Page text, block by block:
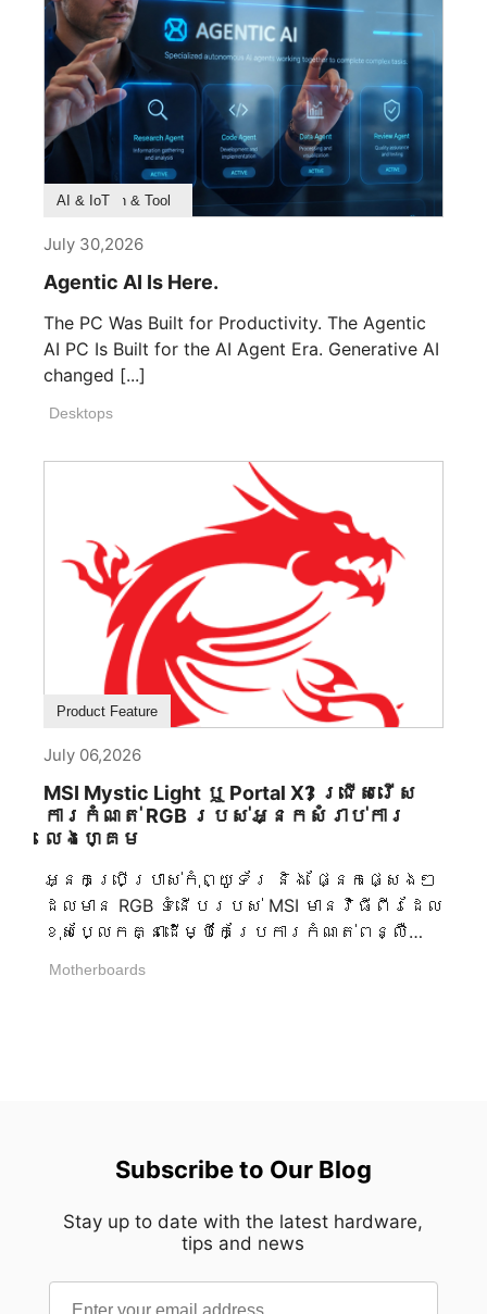
ភាពសមស្រប រចនាសញ្ញា ធាតុ ការផលិត
និងវិន័យក្នុងការរៀបចំពិន្ទុនីមួយៗរហូត
ដល់គ្មានអ្វីខ្វះខាតនៅឡើយ។ MEG MAESTRO
900R បង្ហាញនូវទស្សនវិជ្ជានេះ។ ដែលជា
ក្របខាត់កំពូលរបស់ MSI វាមិនដែលមាន
គោលបំណងដើម្បីក្លាយជាការបង្ហាញហាងសំរាប់
ឧបករណ៍ថ្នាក់ខ្ពស់។ វាត្រូវបានរចនា
ឡើងដើម្បីក្លាយជាចំណុចកណ្តាល
ស្ថាបត្យកម្មដែលទំនាក់ទំនងភាពត្រឹម
ត្រូវវិស្វកម្ម និងការរៀបចំសោភ័ណសិល្បៈ
នៅក្នុងភាពសមរម្យដ៏ល្អ។ បន្ទាត់
នីមួយៗ ផ្ទៃនីមួយៗ និងការផ្លាស់ប្តូរនៃ
ពន្លឺនីមួយៗត្រូវបានគិតពិចារណាយ៉ាងច្បាស់
លាស់ដើម្បីបង្កើតរូបភាពដែលមានអាយុវែងជាង
ជំនាន់។ លទ្ធផលគឺជាក្របខាត់កុំព្យូទ័រ
ថ្នាក់ខ្ពស់។ វាគឺជាការបញ្ចេញមតិនៃការ
ធ្វើសិល្បៈឧស្សាហកម្ម ដែលវិស្វកម្ម
ក្លាយជាផ្នែកមិនអាចបំបែកបាន។ ចំណុចចាប់
ផ្តើមនៃសមតុល្យភាពដ៏ល្អ នៅពេលឆ្លងកាត់
ប្រវត្តិសាស្ត្រ សមភាពបានតំណាងឱ្យ
ស្ថេរភាព លំនាំ និងអចិន្ត្រៃយ៍ភាព។ ចាប់ពី
ស្ថាបត្យកម្មបុរាណរហូតដល់ការរចនា
ឧស្សាហកម្មសម័យទំនើប ភ្នែក
មនុស្សផ្តោតទៅកាន់គំនូព្រាងសមភាពដោយ
ប្រពៃណី។ MEG MAESTRO 900R ទទួលយក
គោលការណ៍នេះតាមរយៈគំនូព្រាងផ្ទៃក្នុងម៉ាតែប៊ូ
ដដែលមានទីតាំងកណ្តាល ដែលបង្កើតអ័ក្ស
គ្រប់ផ្នែកត្រូវបានរៀបចំជុំវិញគំនូព្រាង
កណ្តាលនេះ អនុញ្ញាតឱ្យទាំងពីរភាគខាង
ដាក់ឱ្យឃើញជាមួយនឹងភាពច្បាស់ដូចភ្នាក់ងារ
ដែលបង្កើតភាពស្ងប់ស្ងាត់ និងភាពសុខុម
ក្នុងគ្រប់មុំ។ សមភាពនេះគឺជាជម្រើស
ស្ថាបត្យកម្មច្រើនជាងនេះ។ ដោយកាត់
បន្ថយការផ្តាច់ទំនាក់ទំនងទស្សន៍ដែលមិន
កាន់ភាពជំនាញដោយឡែកៗ អនុញ្ញាតឱ្យគ្រប់
ស្មុគស្មាញខ្លាំងក្លាពីក្រោយឆ្នេរ។ ផ្ទាំង
អាលុយមីញ៉ូម៉ាស៊ីម៉ាស៊ី 3 មីលីម៉ែត្រនៃ MEG
MAESTRO 900R ឆ្លងកាត់ដំណើរការផលិត
ប្រាំបួនដែលគ្រប់គ្រងយ៉ាងប្រុងប្រយ័ត្ន
នៃវាងាកខ្លួនឯងឡើងផ្អែកលើមុនៗ
Product Feature
Survey & Research
Application & Tool
AI & IoT
July 30,2026
Agentic AI Is Here.
The PC Was Built for Productivity. The Agentic
AI PC Is Built for the AI Agent Era. Generative AI
changed [...]
Desktops
Product Feature
July 06,2026
MSI Mystic Light ឬ Portal X? ជ្រើសរើស
ការកំណត់ RGB របស់អ្នកសំរាប់ការ
លេងហ្គេម
អ្នកប្រើប្រាស់កុំព្យូទ័រ និង ផ្នែកផ្សេងៗ
ដែលមាន RGB ទំនើបរបស់ MSI មានវិធីពីរដែល
ខុសប្លែកគ្នាដើម្បីកែប្រែការកំណត់ពន្លឺ
ធ្ងន់ធ្ងរ និង សាមញ្ញ ដោយគ្មានកម្មវិធី
Portal X ដំណើរការផ្ទាល់នៅក្នុងប្រភព
គ្មានភារកិច្ចបន្ថែមបន្ទាប់ពីការកែប្រែ
Motherboards
Subscribe to Our Blog
Stay up to date with the latest hardware,
tips and news